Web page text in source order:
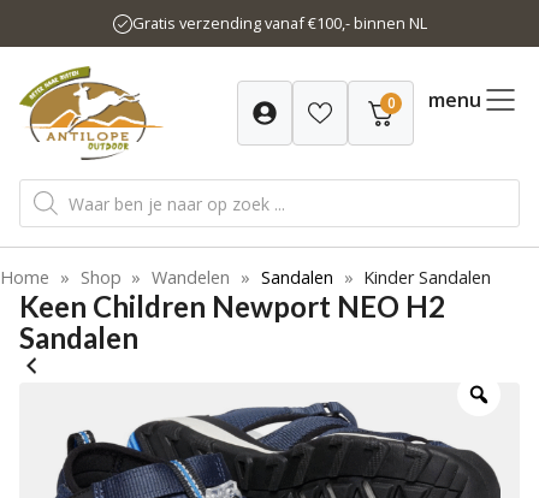
naar
inhoud
Gratis verzending vanaf €100,- binnen NL
0 menu
Producten
zoeken
Home » Shop » Wandelen » Sandalen » Kinder Sandalen
Keen Children Newport NEO H2
Sandalen